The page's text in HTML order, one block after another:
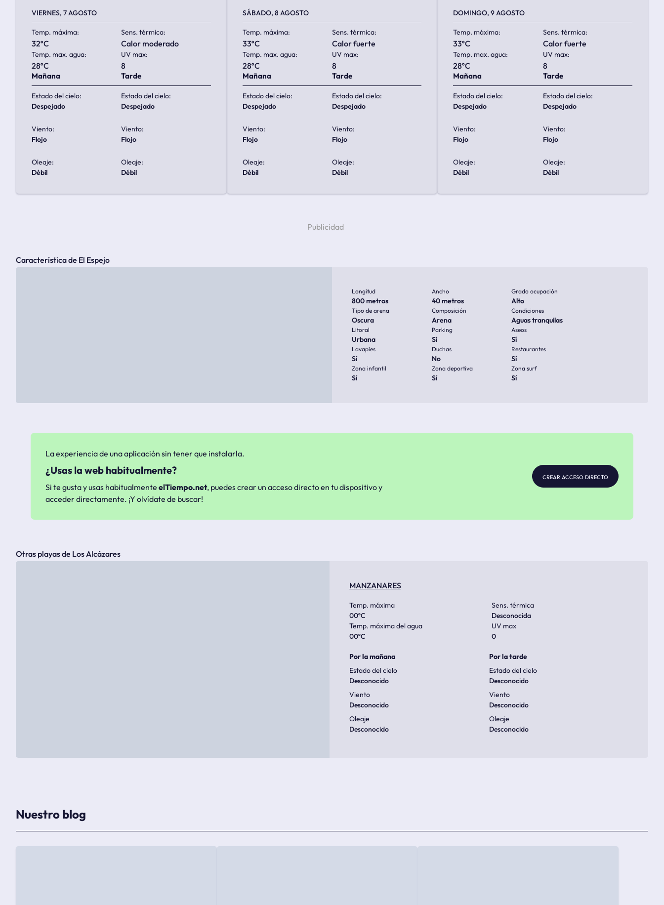
VIERNES, 7 AGOSTO
Temp. máxima:
32ºC
Sens. térmica:
calor moderado
Temp. max. agua:
28ºC
UV max:
8
Mañana
Estado del cielo:
despejado
Viento:
flojo
Oleaje:
débil
Tarde
Estado del cielo:
despejado
Viento:
flojo
Oleaje:
débil
SÁBADO, 8 AGOSTO
Temp. máxima:
33ºC
Sens. térmica:
calor fuerte
Temp. max. agua:
28ºC
UV max:
8
Mañana
Estado del cielo:
despejado
Viento:
flojo
Oleaje:
débil
Tarde
Estado del cielo:
despejado
Viento:
flojo
Oleaje:
débil
DOMINGO, 9 AGOSTO
Temp. máxima:
33ºC
Sens. térmica:
calor fuerte
Temp. max. agua:
28ºC
UV max:
8
Mañana
Estado del cielo:
despejado
Viento:
flojo
Oleaje:
débil
Tarde
Estado del cielo:
despejado
Viento:
flojo
Oleaje:
débil
Característica de El Espejo
Longitud
800 metros
Ancho
40 metros
Grado ocupación
Alto
Tipo de arena
Oscura
Composición
Arena
Condiciones
Aguas tranquilas
Litoral
Urbana
Parking
Sí
Aseos
Sí
Lavapies
Sí
Duchas
No
Restaurantes
Sí
Zona infantil
Sí
Zona deportiva
Sí
Zona surf
Sí
La experiencia de una aplicación sin tener que instalarla.
¿Usas la web habitualmente?
Si te gusta y usas habitualmente elTiempo.net, puedes crear un acceso directo en tu dispositivo y
acceder directamente. ¡Y olvídate de buscar!
crear acceso directo
Otras playas de Los Alcázares
MANZANARES
Temp. máxima
00ºC
Sens. térmica
Desconocida
Temp. máxima del agua
00ºC
UV max
0
Por la mañana
Estado del cielo
Desconocido
Viento
Desconocido
Oleaje
Desconocido
Por la tarde
Estado del cielo
Desconocido
Viento
Desconocido
Oleaje
Desconocido
Nuestro blog